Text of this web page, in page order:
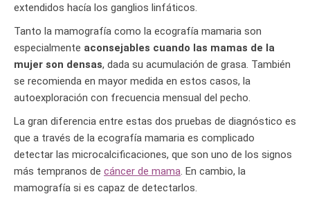
extendidos hacía los ganglios linfáticos.
Tanto la mamografía como la ecografía mamaria son
especialmente aconsejables cuando las mamas de la
mujer son densas, dada su acumulación de grasa. También
se recomienda en mayor medida en estos casos, la
autoexploración con frecuencia mensual del pecho.
La gran diferencia entre estas dos pruebas de diagnóstico es
que a través de la ecografía mamaria es complicado
detectar las microcalcificaciones, que son uno de los signos
más tempranos de cáncer de mama. En cambio, la
mamografía si es capaz de detectarlos.